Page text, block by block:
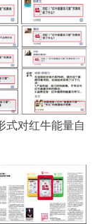
式对红牛能量自